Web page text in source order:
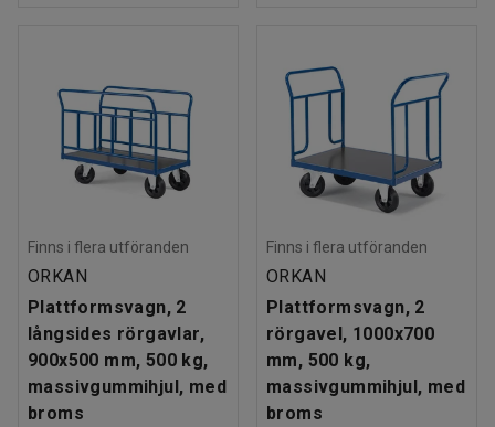
Finns i flera utföranden
ORKAN
Plattformsvagn, 2
långsides rörgavlar,
900x500 mm, 500 kg,
massivgummihjul, med
broms
Finns i flera utföranden
ORKAN
Plattformsvagn, 2
rörgavel, 1000x700
mm, 500 kg,
massivgummihjul, med
broms